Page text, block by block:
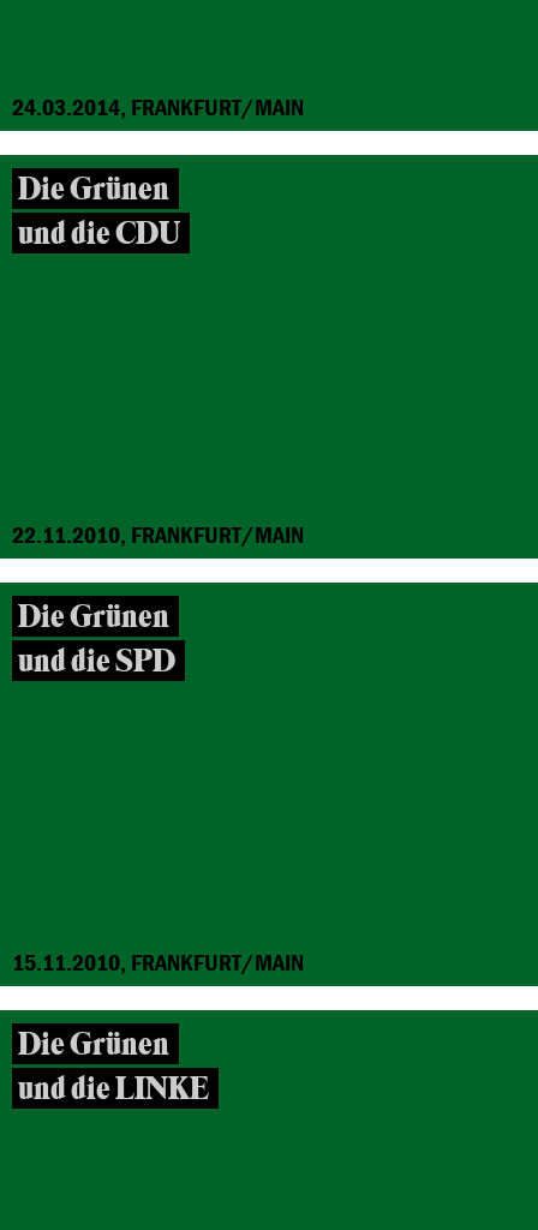
24.03.2014, FRANKFURT/MAIN
Die Grünen
und die CDU
22.11.2010, FRANKFURT/MAIN
Die Grünen
und die SPD
15.11.2010, FRANKFURT/MAIN
Die Grünen
und die LINKE